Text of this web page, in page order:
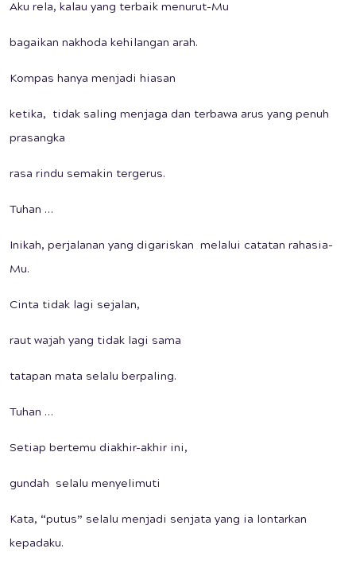
Aku rela, kalau yang terbaik menurut-Mu
bagaikan nakhoda kehilangan arah.
Kompas hanya menjadi hiasan
ketika, tidak saling menjaga dan terbawa arus yang penuh
prasangka
rasa rindu semakin tergerus.
Tuhan …
Inikah, perjalanan yang digariskan melalui catatan rahasia-
Mu.
Cinta tidak lagi sejalan,
raut wajah yang tidak lagi sama
tatapan mata selalu berpaling.
Tuhan …
Setiap bertemu diakhir-akhir ini,
gundah selalu menyelimuti
Kata, “putus” selalu menjadi senjata yang ia lontarkan
kepadaku.